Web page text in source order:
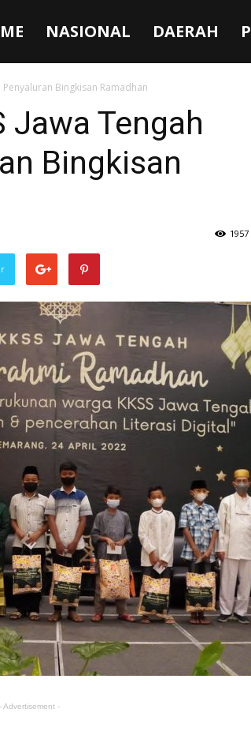
NASIONAL DAERAH
Penyaluran Bingkisan Ramadhan
Jawa Tengah
Bingkisan
1957
- Advertisement -